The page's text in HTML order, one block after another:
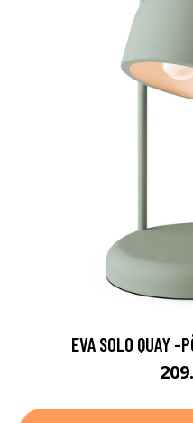
EVA SOLO QUAY -